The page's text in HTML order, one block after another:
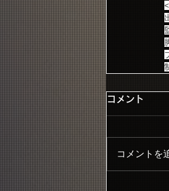
コメント
コメントを